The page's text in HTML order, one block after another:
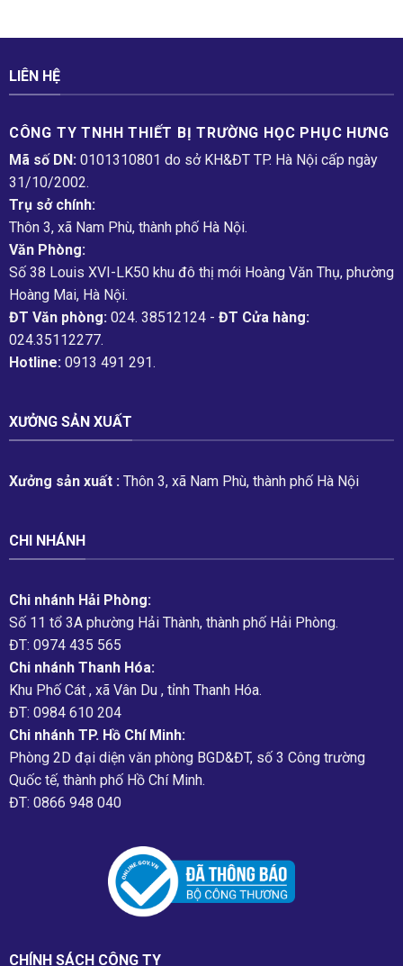
LIÊN HỆ
CÔNG TY TNHH THIẾT BỊ TRƯỜNG HỌC PHỤC H­ƯNG
Mã số DN: 0101310801 do sở KH&ĐT TP. Hà Nội cấp ngày
31/10/2002.
Trụ sở chính:
Thôn 3, xã Nam Phù, thành phố Hà Nội.
Văn Phòng:
Số 38 Louis XVI-LK50 khu đô thị mới Hoàng Văn Thụ, phường
Hoàng Mai, Hà Nội.
ĐT Văn phòng:024. 38512124 - ĐT Cửa hàng:
024.35112277.
Hotline:0913 491 291.
XƯỞNG SẢN XUẤT
Xưởng sản xuất :Thôn 3, xã Nam Phù, thành phố Hà Nội
CHI NHÁNH
Chi nhánh Hải Phòng:
Số 11 tổ 3A phường Hải Thành, thành phố Hải Phòng.
ĐT: 0974 435 565
Chi nhánh Thanh Hóa:
Khu Phố Cát , xã Vân Du , tỉnh Thanh Hóa.
ĐT: 0984 610 204
Chi nhánh TP. Hồ Chí Minh:
Phòng 2D đại diện văn phòng BGD&ĐT, số 3 Công trường
Quốc tế, thành phố Hồ Chí Minh.
ĐT: 0866 948 040
CHÍNH SÁCH CÔNG TY